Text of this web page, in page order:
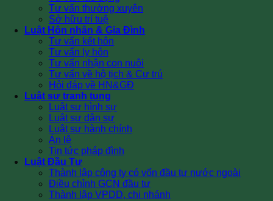
Tư vấn thường xuyên
Sở hữu trí tuệ
Luật Hôn nhân & Gia Đình
Tư vấn kết hôn
Tư vấn ly hôn
Tư vấn nhận con nuôi
Tư vấn về hộ tịch & Cư trú
Hỏi đáp về HN&GĐ
Luật sư tranh tụng
Luật sư hình sự
Luật sư dân sự
Luật sư hành chính
Án lệ
Tin tức pháp đình
Luật Đầu Tư
Thành lập công ty có vốn đầu tư nước ngoài
Điều chỉnh GCN đầu tư
Thành lập VPDD, chi nhánh